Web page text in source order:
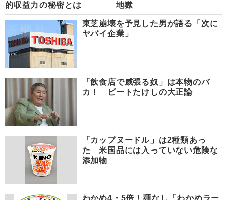
的収益力の秘密とは
地獄
東芝崩壊を予見した男が語る「次に
ヤバイ企業」
「飲食店で威張る奴」は本物のバ
カ！ ビートたけしの大正論
「カップヌードル」は2種類あっ
た 米国品には入っていない危険な
添加物